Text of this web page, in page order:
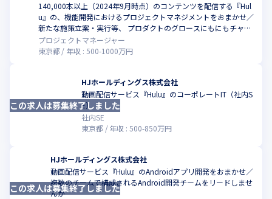
140,000本以上（2024年9月時点）のコンテンツを配信する『Hul
u』の、機能開発におけるプロジェクトマネジメントをおまかせ／
新たな施策立案・実行等、 プロダクトのグロースにもにもチャレ
ンジできる環境
プロジェクトマネージャー
東京都
年収 : 500-1000万円
HJホールディングス株式会社
動画配信サービス『Hulu』のコーポレートIT（社内S
E）
社内SE
東京都
年収 :500-850万円
この求人は募集終了しました
HJホールディングス株式会社
動画配信サービス『Hulu』のAndroidアプリ開発をおまかせ／
複数のチームで構成されるAndroid開発チームをリードしませ
んか
この求人は募集終了しました